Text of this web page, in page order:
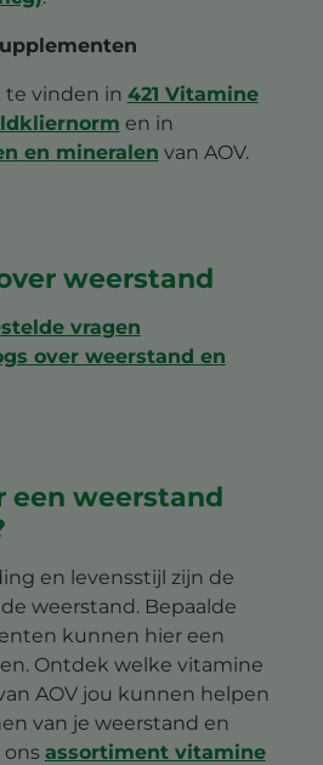
te vinden in 421 Vitamine
en in
en mineralen van AOV.
weerstand
vragen
over weerstand en
een weerstand
en levensstijl zijn de
weerstand. Bepaalde
kunnen hier een
Ontdek welke vitamine
AOV jou kunnen helpen
van je weerstand en
ons assortiment vitamine